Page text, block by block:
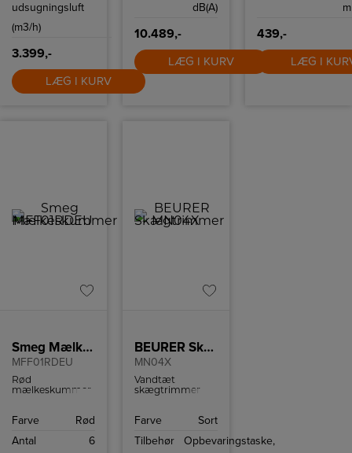
udsugningsluft
(m3/h)
3.399,-
LÆG I KURV
dB(A)
10.489,-
LÆG I KURV
439,-
LÆG I
Smeg Mælkeskummer
MFF01RDEU
Rød
mælkeskummer
og temperering
Farve
Rød
Antal
6
BEURER Skægtrimmer
MN04X
Vandtæt
skægtrimmer
90 min. brugstid
3 års garanti.
Farve
Sort
Tilbehør
Opbevaringstaske,